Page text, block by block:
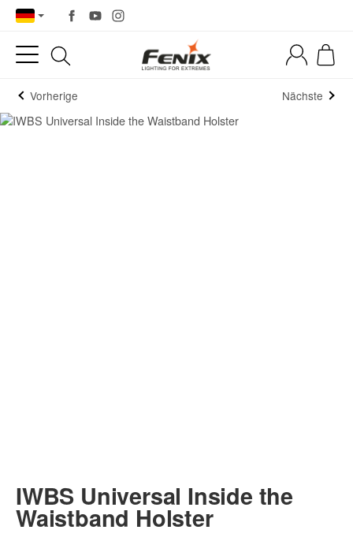
Vorherige Nächste
IWBS Universal Inside the
Waistband Holster